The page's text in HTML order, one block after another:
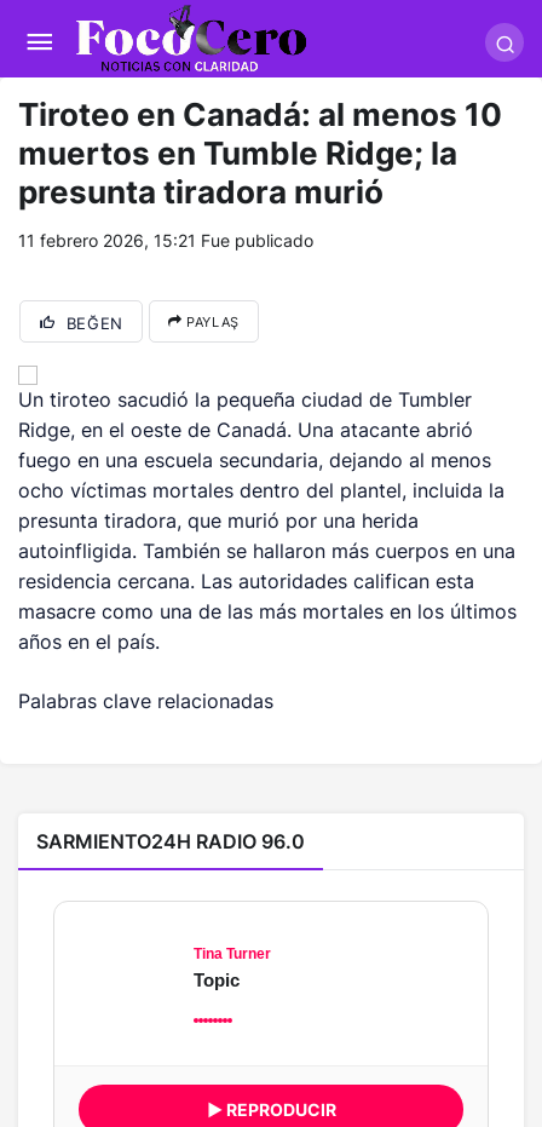
trwin giriş
masterbetting-palacebet1.com-
tlcasino giriş-betandyou-vbett34.com betovis34.net-
skyloftsbet
Tiroteo en Canadá: al menos 10
muertos en Tumble Ridge; la
presunta tiradora murió
11 febrero 2026, 15:21 Fue publicado
BEĞEN PAYLAŞ
Un tiroteo sacudió la pequeña ciudad de Tumbler
Ridge, en el oeste de Canadá. Una atacante abrió
fuego en una escuela secundaria, dejando al menos
ocho víctimas mortales dentro del plantel, incluida la
presunta tiradora, que murió por una herida
autoinfligida. También se hallaron más cuerpos en una
residencia cercana. Las autoridades califican esta
masacre como una de las más mortales en los últimos
años en el país.
Palabras clave relacionadas
SARMIENTO24H RADIO 96.0
Tina Turner
Topic
▶ REPRODUCIR